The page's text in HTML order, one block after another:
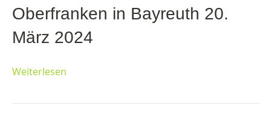
Oberfranken in Bayreuth 20.
März 2024
Weiterlesen